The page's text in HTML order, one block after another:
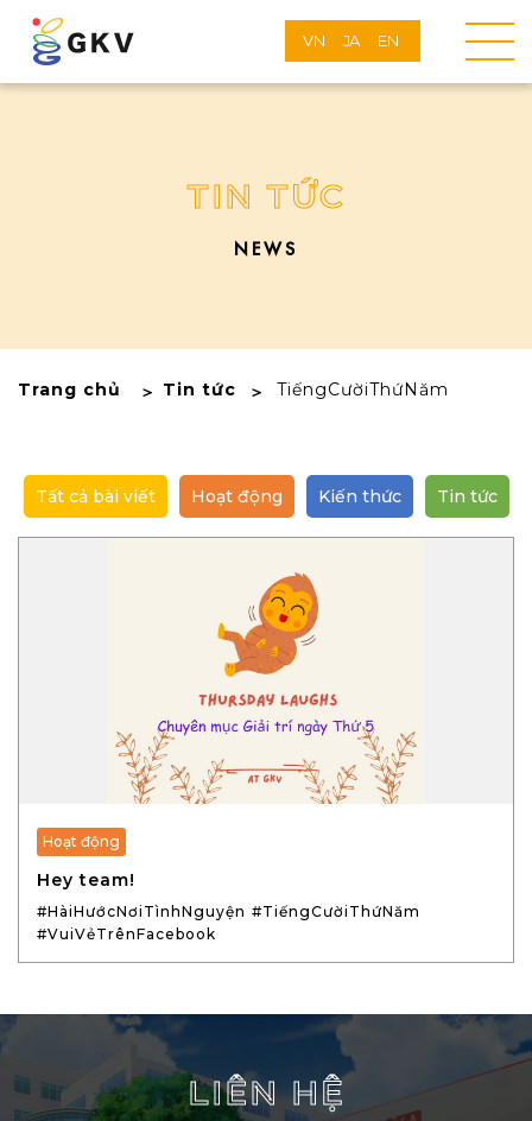
VN JA EN
TIN TỨC
NEWS
Trang chủ Tin tức TiếngCườiThứNăm
Tất cả bài viết Hoạt động Kiến thức Tin tức
Hoạt động
Hey team!
#HàiHướcNơiTìnhNguyện #TiếngCườiThứNăm
#VuiVẻTrênFacebook
LIÊN HỆ